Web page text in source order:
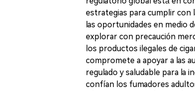
estrategias para cumplir con
las oportunidades en medio
explorar con precaución
los productos ilegales de
compromete a apoyar a las
regulado y saludable para la
confían los fumadores